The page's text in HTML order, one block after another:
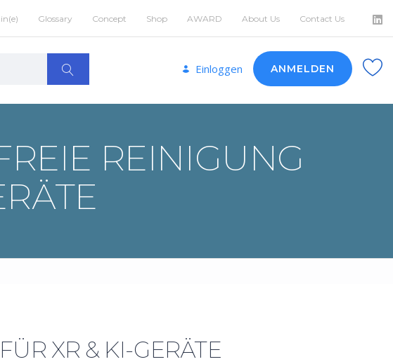
Glossary Concept Shop AWARD About Us Contact Us
Einloggen ANMELDEN
REINIGUNG
XR & KI-GERÄTE